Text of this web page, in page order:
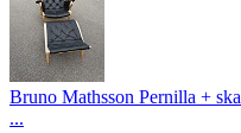
Bruno Mathsson Pernilla +
...